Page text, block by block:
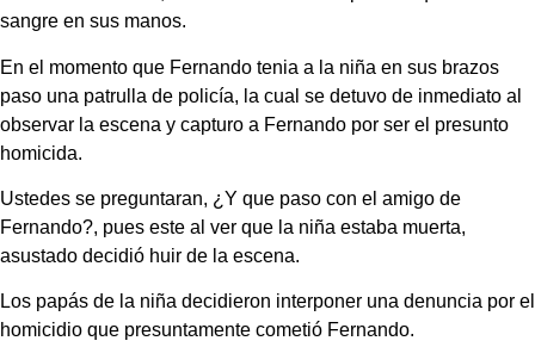
sangre en sus manos.
En el momento que Fernando tenia a la niña en sus brazos
paso una patrulla de policía, la cual se detuvo de inmediato al
observar la escena y capturo a Fernando por ser el presunto
homicida.
Ustedes se preguntaran, ¿Y que paso con el amigo de
Fernando?, pues este al ver que la niña estaba muerta,
asustado decidió huir de la escena.
Los papás de la niña decidieron interponer una denuncia por el
homicidio que presuntamente cometió Fernando.